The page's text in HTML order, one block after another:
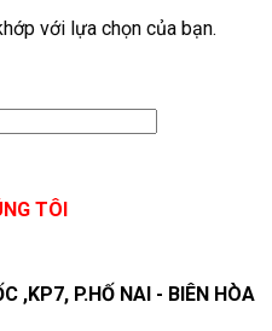
với lựa chọn của bạn.
TÔI
,KP7, P.HỐ NAI - BIÊN HÒA